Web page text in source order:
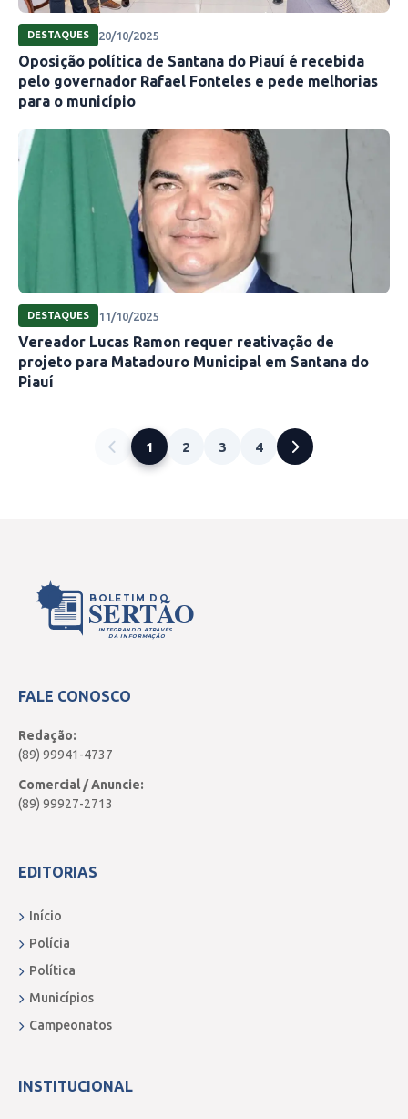
DESTAQUES 20/10/2025
Oposição política de Santana do Piauí é recebida
pelo governador Rafael Fonteles e pede melhorias
para o município
DESTAQUES 11/10/2025
Vereador Lucas Ramon requer reativação de
projeto para Matadouro Municipal em Santana do
Piauí
1 2 3 4
BOLETIM DO
SERTÃO
INTEGRANDO ATRAVÉS
DA INFORMAÇÃO
FALE CONOSCO
Redação:
(89) 99941-4737
Comercial / Anuncie:
(89) 99927-2713
EDITORIAS
Início
Polícia
Política
Municípios
Campeonatos
INSTITUCIONAL